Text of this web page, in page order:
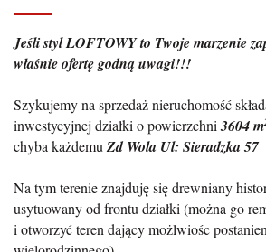
Jeśli styl LOFTOWY to Twoje marzenie
właśnie ofertę godną uwagi!!!
Szykujemy na sprzedaż nieruchomość
inwestycyjnej działki o powierzchni3604 m
chyba każdemuZd Wola Ul: Sieradzka 57
Na tym terenie znajduję się drewniany
usytuowany od frontu działki (można go
i otworzyć teren dający możlwiośc